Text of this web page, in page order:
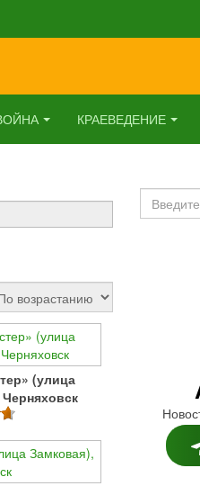
КРАЕВЕДЕНИЕ
(улица
Искать...